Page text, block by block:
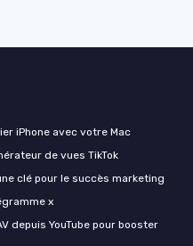
iPhone avec votre Mac
de vues TikTok
clé pour le succès marketing
x
depuis YouTube pour booster